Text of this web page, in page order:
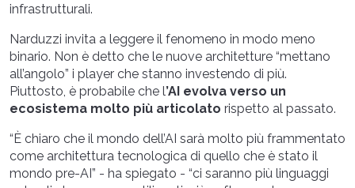
infrastrutturali.
Narduzzi invita a leggere il fenomeno in modo meno
binario. Non è detto che le nuove architetture “mettano
all’angolo” i player che stanno investendo di più.
Piuttosto, è probabile che l’AI evolva verso un
ecosistema molto più articolato rispetto al passato.
“È chiaro che il mondo dell’AI sarà molto più frammentato
come architettura tecnologica di quello che è stato il
mondo pre-AI” - ha spiegato - “ci saranno più linguaggi